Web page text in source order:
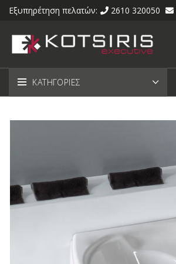
Εξυπηρέτηση πελατών: 2610 320050
ΚΑΤΗΓΟΡΙΕΣ